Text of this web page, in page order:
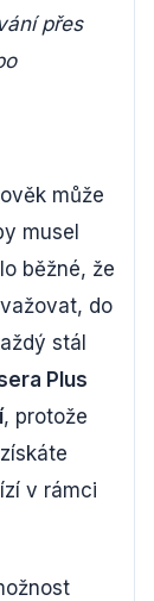
přes
může
musel
běžné, že
do
stál
Plus
, protože
v rámci